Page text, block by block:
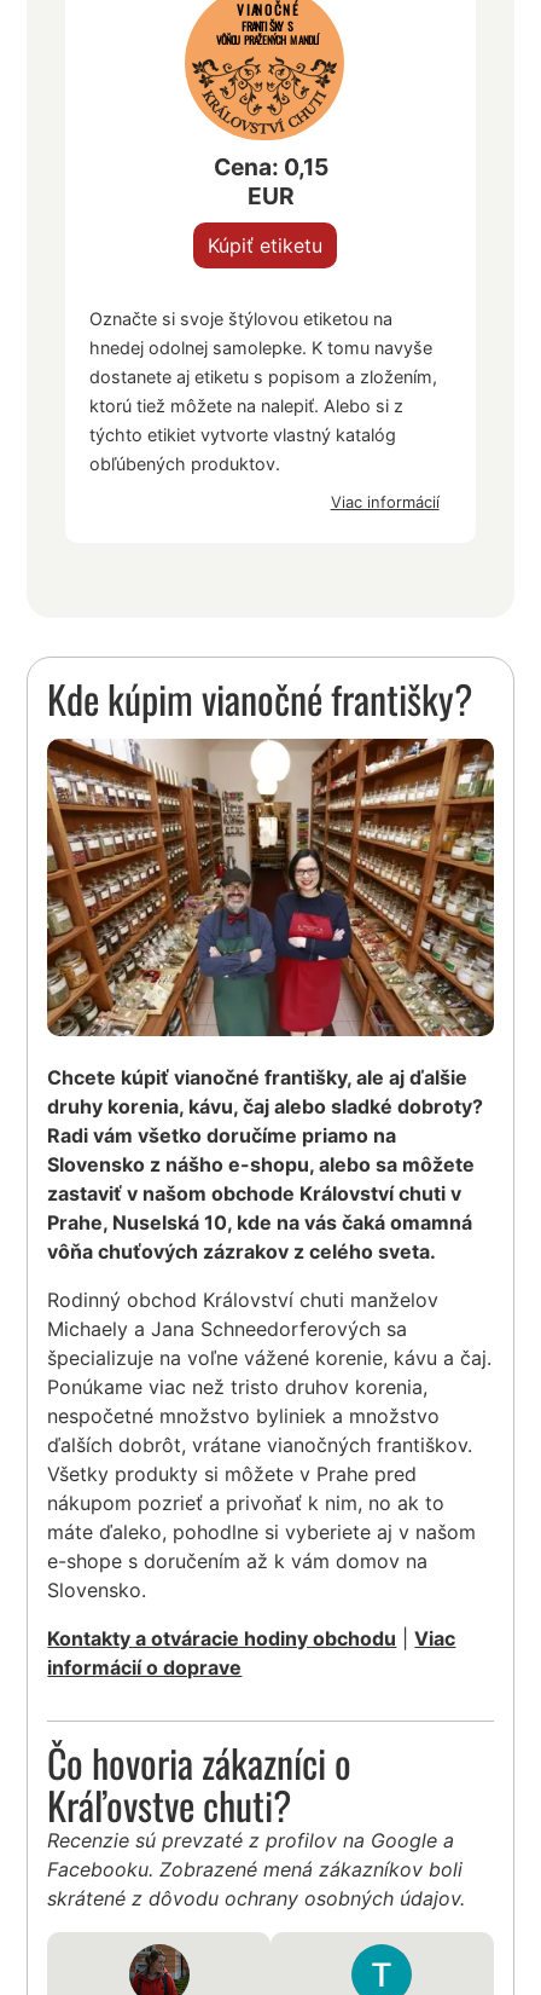
VIANOČNÉ
FRANTIŠKY S
VÔŇOU PRAŽENÝCH MANDLÍ
Cena: 0,15
EUR
Kúpiť etiketu
Označte si svoje štýlovou etiketou na
hnedej odolnej samolepke. K tomu navyše
dostanete aj etiketu s popisom a zložením,
ktorú tiež môžete na nalepiť. Alebo si z
týchto etikiet vytvorte vlastný katalóg
obľúbených produktov.
Viac informácií
Kde kúpim vianočné františky?
Chcete kúpiť vianočné františky, ale aj ďalšie
druhy korenia, kávu, čaj alebo sladké dobroty?
Radi vám všetko doručíme priamo na
Slovensko z nášho e-shopu, alebo sa môžete
zastaviť v našom obchode Království chuti v
Prahe, Nuselská 10, kde na vás čaká omamná
vôňa chuťových zázrakov z celého sveta.
Rodinný obchod Království chuti manželov
Michaely a Jana Schneedorferových sa
špecializuje na voľne vážené korenie, kávu a čaj.
Ponúkame viac než tristo druhov korenia,
nespočetné množstvo byliniek a množstvo
ďalších dobrôt, vrátane vianočných františkov.
Všetky produkty si môžete v Prahe pred
nákupom pozrieť a privoňať k nim, no ak to
máte ďaleko, pohodlne si vyberiete aj v našom
e-shope s doručením až k vám domov na
Slovensko.
Kontakty a otváracie hodiny obchodu |Viac
informácií o doprave
Čo hovoria zákazníci o
Kráľovstve chuti?
Recenzie sú prevzaté z profilov na Google a
Facebooku. Zobrazené mená zákazníkov boli
skrátené z dôvodu ochrany osobných údajov.